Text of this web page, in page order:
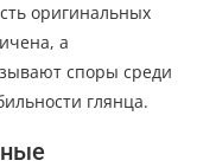
оригинальных
а
споры среди
глянца.